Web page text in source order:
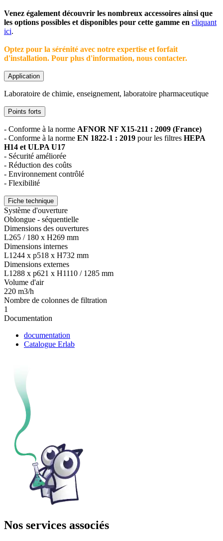
Venez également découvrir les nombreux accessoires ainsi que
les options possibles et disponibles pour cette gamme en cliquant
ici.
Optez pour la sérénité avec notre expertise et forfait
d'installation. Pour plus d'information, nous contacter.
Application
Laboratoire de chimie, enseignement, laboratoire pharmaceutique
Points forts
- Conforme à la norme AFNOR NF X15-211 : 2009 (France)
- Conforme à la norme EN 1822-1 : 2019 pour les filtres HEPA
H14 et ULPA U17
- Sécurité améliorée
- Réduction des coûts
- Environnement contrôlé
- Flexibilité
Fiche technique
Système d'ouverture
Oblongue - séquentielle
Dimensions des ouvertures
L265 / 180 x H269 mm
Dimensions internes
L1244 x p518 x H732 mm
Dimensions externes
L1288 x p621 x H1110 / 1285 mm
Volume d'air
220 m3/h
Nombre de colonnes de filtration
1
Documentation
documentation
Catalogue Erlab
Nos services associés